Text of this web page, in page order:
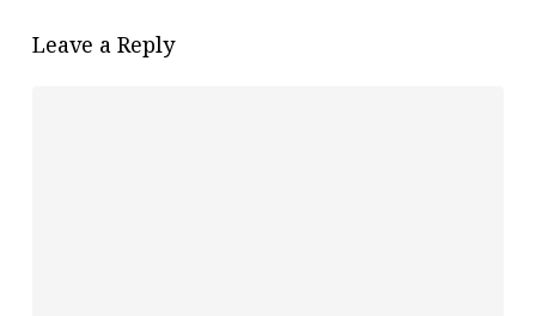
Leave a Reply